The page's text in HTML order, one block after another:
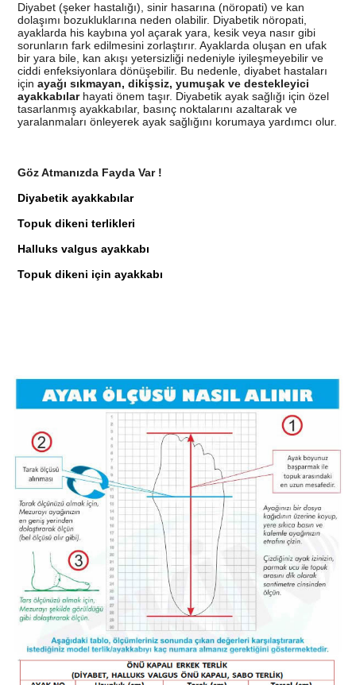
Diyabet (şeker hastalığı), sinir hasarına (nöropati) ve kan
dolaşımı bozukluklarına neden olabilir. Diyabetik nöropati,
ayaklarda his kaybına yol açarak yara, kesik veya nasır gibi
sorunların fark edilmesini zorlaştırır. Ayaklarda oluşan en ufak
bir yara bile, kan akışı yetersizliği nedeniyle iyileşmeyebilir ve
ciddi enfeksiyonlara dönüşebilir. Bu nedenle, diyabet hastaları
için ayağı sıkmayan, dikişsiz, yumuşak ve destekleyici
ayakkabılarhayati önem taşır. Diyabetik ayak sağlığı için özel
tasarlanmış ayakkabılar, basınç noktalarını azaltarak ve
yaralanmaları önleyerek ayak sağlığını korumaya yardımcı olur.
Göz Atmanızda Fayda Var !
Diyabetik ayakkabılar
Topuk dikeni terlikleri
Halluks valgus ayakkabı
Topuk dikeni için ayakkabı